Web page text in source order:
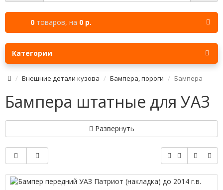
0 товаров, на 0 р.
Категории
Внешние детали кузова Бампера, пороги Бампера
Бампера штатные для УАЗ
Развернуть